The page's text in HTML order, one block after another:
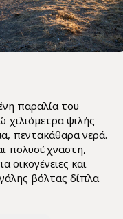
παραλία του
χιλιόμετρα ψιλής
πεντακάθαρα νερά.
πολυσύχναστη,
οικογένειες και
βόλτας δίπλα